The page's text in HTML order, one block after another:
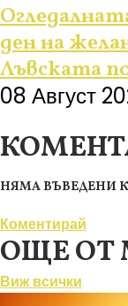
ден на
Лъвската
08 Август
НЯМА ВЪВЕДЕНИ
Коментирай
ОЩЕ ОТ
Виж всички